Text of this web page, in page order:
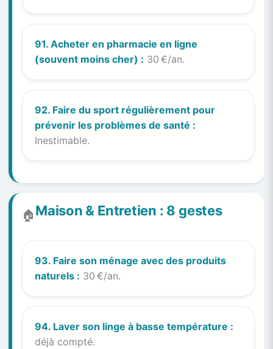
91. Acheter en pharmacie en ligne
(souvent moins cher) : 30 €/an.
92. Faire du sport régulièrement pour
prévenir les problèmes de santé :
Inestimable.
🏠 Maison & Entretien : 8 gestes
93. Faire son ménage avec des produits
naturels : 30 €/an.
94. Laver son linge à basse température :
déjà compté.